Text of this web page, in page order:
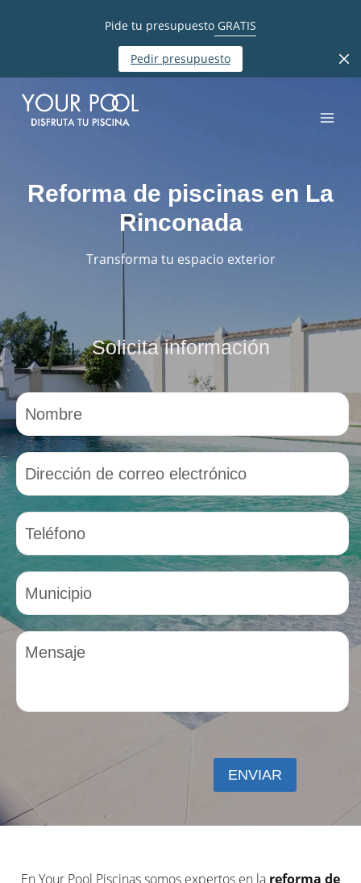
Pide tu presupuesto GRATIS
Pedir presupuesto
Reforma de piscinas en La
Rinconada
Transforma tu espacio exterior
Solicita información
En Your Pool Piscinas somos expertos en la reforma de